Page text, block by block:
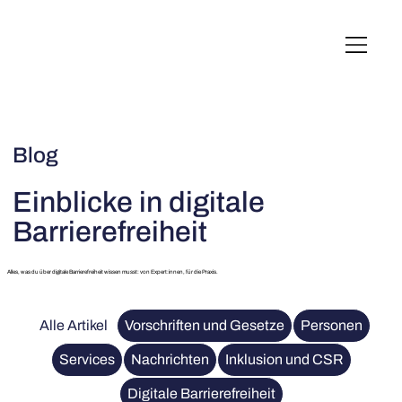
Blog
Einblicke in digitale
Barrierefreiheit
Alles, was du über digitale Barrierefreiheit wissen musst: von Expert:innen, für die Praxis.
Alle Artikel Vorschriften und Gesetze Personen
Services Inklusion und CSR
Digitale Barrierefreiheit
Nachrichten